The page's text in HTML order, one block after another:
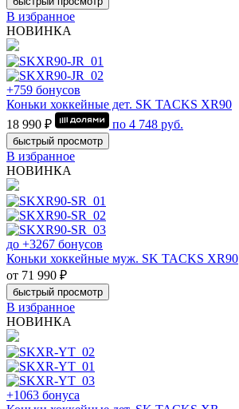
В избранное
НОВИНКА
+759 бонусов
Коньки хоккейные дет. SK TACKS XR90
18 990 ₽
по 4 748 руб.
быстрый просмотр
В избранное
НОВИНКА
до +3267 бонусов
Коньки хоккейные муж. SK TACKS XR90
от 71 990 ₽
быстрый просмотр
В избранное
НОВИНКА
+1063 бонуса